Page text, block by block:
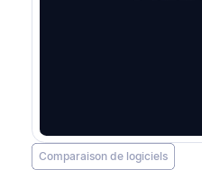
Comparaison de logiciels